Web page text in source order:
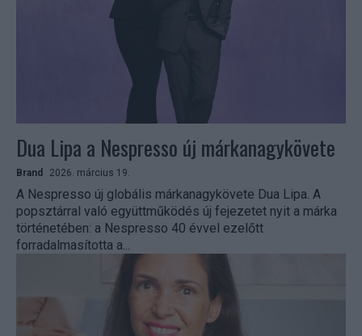
Dua Lipa a Nespresso új márkanagykövete
Brand 2026. március 19.
A Nespresso új globális márkanagykövete Dua Lipa. A
popsztárral való együttműködés új fejezetet nyit a márka
történetében: a Nespresso 40 évvel ezelőtt
forradalmasította a...